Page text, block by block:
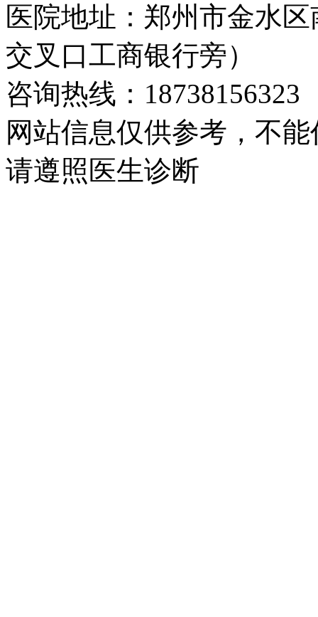
医院地址：郑州市金水
交叉口工商银行旁）
咨询热线：18738156323
网站信息仅供参考，不
请遵照医生诊断